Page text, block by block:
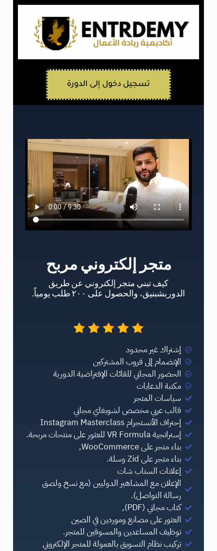
تسجيل دخول إلى الدورة
متجر إلكتروني مربح
كيف تبني متجر إلكتروني عن طريق
الدوربشبنيق، والحصول على ٢٠٠ طلب يومياً.
إشتراك غير محدود
الإنضمام إلى قروب المشتركين
الحضور المجاني للقائات الإفتراضية الدورية
مكتبة الدعايات
سياسات المتجر
قالب عربي مخصص لشوبفاي مجاني
إحتراف الأنستجرام Instagram Masterclass
إستراتجية VR Formula للعثور على منتحات مربحة.
بناء متجر على WooCommerce,
بناء متجر على Zid وسلة.
إعلانات السناب شات
الإعلان مع المشاهير الدوليين (مع نسخ ولصق
رسالة التواصل).
كتاب مجاني (PDF),
العثور على مصانع وموردين في الصين
توظيف المساعدين والمسوقين للمتجر.
تركيب نظام التسويق بالعمولة للمتجر الإلكتروني